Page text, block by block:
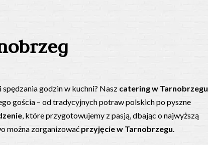
godzin w kuchni? Nasz catering w Tarnobrzegu
gościa – od tradycyjnych potraw polskich po pyszne
, które przygotowujemy z pasją, dbając o najwyższą
można zorganizować przyjęcie w Tarnobrzegu.